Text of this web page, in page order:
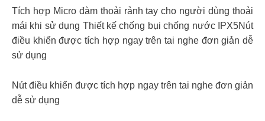
Tích hợp Micro đàm thoải rảnh tay cho người dùng thoải
mái khi sử dụng Thiết kế chống bụi chống nước IPX5Nút
điều khiển được tích hợp ngay trên tai nghe đơn giản dễ
sử dụng
Nút điều khiển được tích hợp ngay trên tai nghe đơn giản
dễ sử dụng